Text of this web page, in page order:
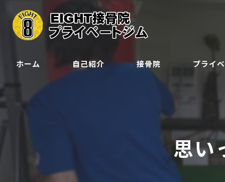
ホーム 自己紹介 接骨院 プライ
ジュニア会員
予約
思い